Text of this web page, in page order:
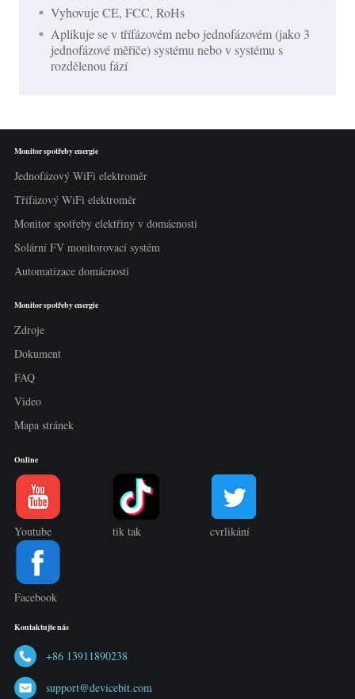
Vyhovuje CE, FCC, RoHs
Aplikuje se v třífázovém nebo jednofázovém (jako 3
jednofázové měřiče) systému nebo v systému s
rozdělenou fází
Monitor spotřeby energie
Jednofázový WiFi elektroměr
Třífázový WiFi elektroměr
Monitor spotřeby elektřiny v domácnosti
Solární FV monitorovací systém
Automatizace domácnosti
Monitor spotřeby energie
Zdroje
Dokument
FAQ
Video
Mapa stránek
Online
Youtube tik tak cvrlikání
Facebook
Kontaktujte nás
+86 13911890238
support@devicebit.com